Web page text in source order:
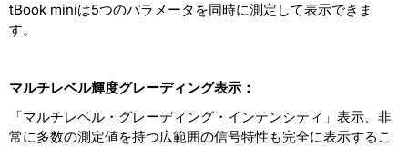
tBook miniは5つのパラメータを同時に測定して表示できま
す。
マルチレベル輝度グレーディング表示：
「マルチレベル・グレーディング・インテンシティ」表示、非
常に多数の測定値を持つ広範囲の信号特性も完全に表示するこ